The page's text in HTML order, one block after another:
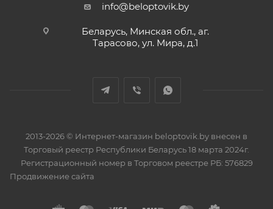
info@beloptovik.by
Беларусь, Минская обл., аг.
Тарасово, ул. Мира, д.1
2013-2026 © Интернет-магазин beloptovik.by внесен в
Торговый реестр Республики Беларусь 18 марта 2024г.
Регистрационный номер в Торговом реестре РБ: 576829
Продвижение сайта